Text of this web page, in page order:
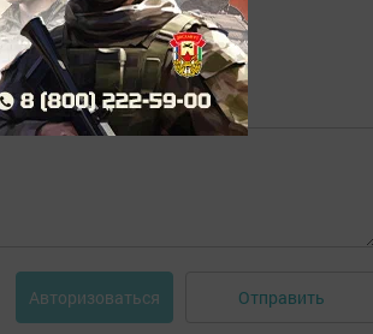
Авторизоваться Отправить